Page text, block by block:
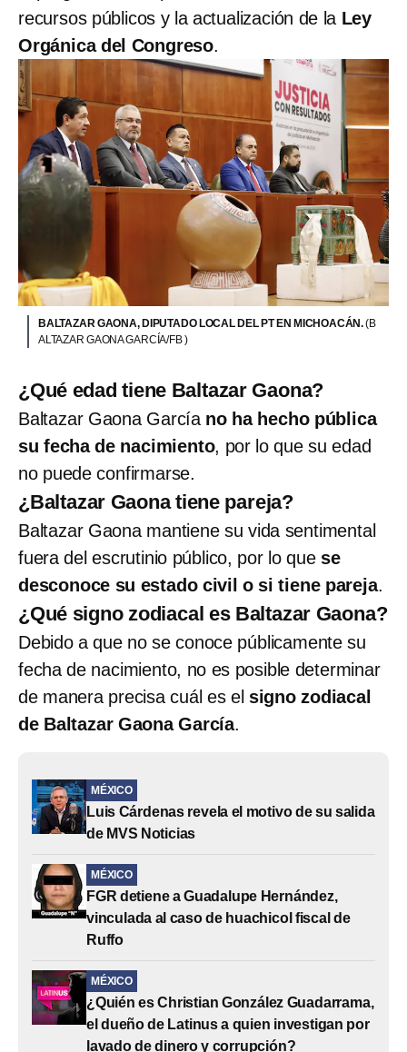
recursos públicos y la actualización de la Ley
Orgánica del Congreso.
BALTAZAR GAONA, DIPUTADO LOCAL DEL PT EN MICHOACÁN.(B
ALTAZAR GAONA GARCÍA/FB )
¿Qué edad tiene Baltazar Gaona?
Baltazar Gaona García no ha hecho pública
su fecha de nacimiento, por lo que su edad
no puede confirmarse.
¿Baltazar Gaona tiene pareja?
Baltazar Gaona mantiene su vida sentimental
fuera del escrutinio público, por lo que se
desconoce su estado civil o si tiene pareja.
¿Qué signo zodiacal es Baltazar Gaona?
Debido a que no se conoce públicamente su
fecha de nacimiento, no es posible determinar
de manera precisa cuál es el signo zodiacal
de Baltazar Gaona García.
MÉXICO
Luis Cárdenas revela el motivo de su salida
de MVS Noticias
MÉXICO
FGR detiene a Guadalupe Hernández,
vinculada al caso de huachicol fiscal de
Ruffo
MÉXICO
¿Quién es Christian González Guadarrama,
el dueño de Latinus a quien investigan por
lavado de dinero y corrupción?